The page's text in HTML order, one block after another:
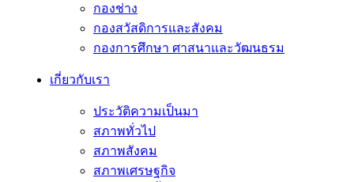
กองช่าง
กองสวัสดิการและสังคม
กองการศึกษา ศาสนาและวัฒนธรม
เกี่ยวกับเรา
ประวัติความเป็นมา
สภาพทั่วไป
สภาพสังคม
สภาพเศรษฐกิจ